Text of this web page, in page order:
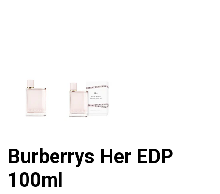
Burberrys Her EDP
100ml